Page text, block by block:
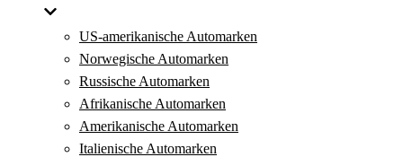
US-amerikanische Automarken
Norwegische Automarken
Russische Automarken
Afrikanische Automarken
Amerikanische Automarken
Italienische Automarken